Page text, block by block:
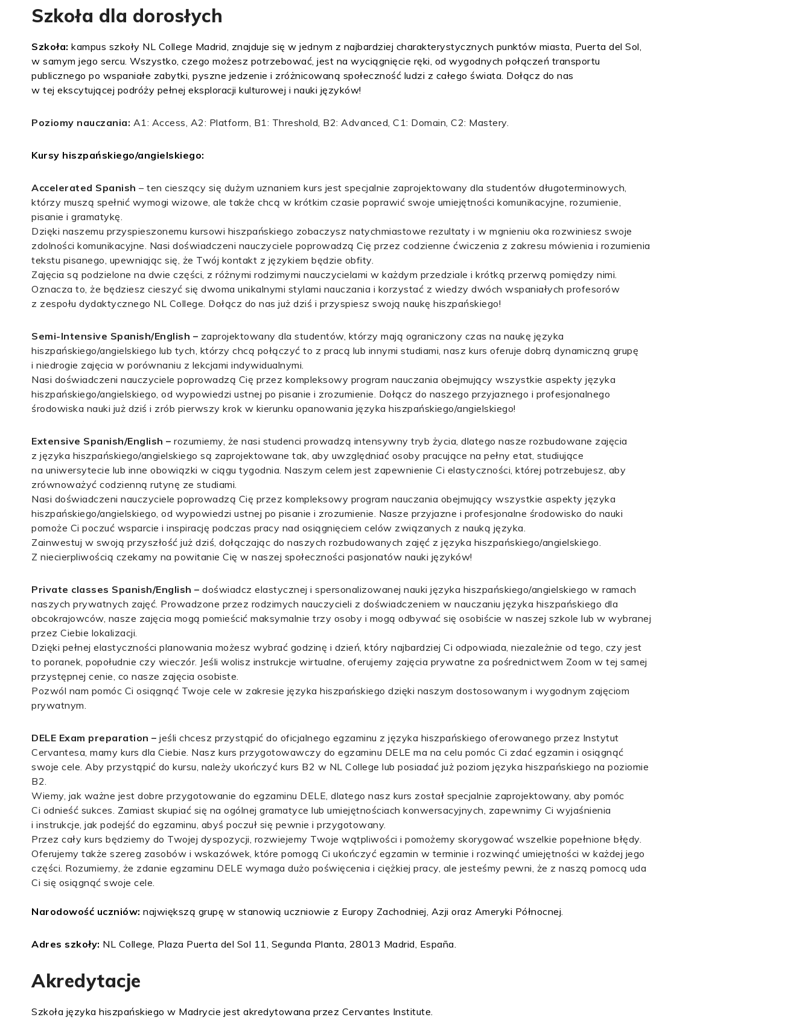
Szkoła dla dorosłych
Szkoła: kampus szkoły NL College Madrid, znajduje się w jednym z najbardziej charakterystycznych punktów miasta, Puerta del Sol,
w samym jego sercu. Wszystko, czego możesz potrzebować, jest na wyciągnięcie ręki, od wygodnych połączeń transportu
publicznego po wspaniałe zabytki, pyszne jedzenie i zróżnicowaną społeczność ludzi z całego świata. Dołącz do nas
w tej ekscytującej podróży pełnej eksploracji kulturowej i nauki języków!
Poziomy nauczania: A1: Access, A2: Platform, B1: Threshold, B2: Advanced, C1: Domain, C2: Mastery.
Kursy hiszpańskiego/angielskiego:
Accelerated Spanish – ten cieszący się dużym uznaniem kurs jest specjalnie zaprojektowany dla studentów długoterminowych,
którzy muszą spełnić wymogi wizowe, ale także chcą w krótkim czasie poprawić swoje umiejętności komunikacyjne, rozumienie,
pisanie i gramatykę.
Dzięki naszemu przyspieszonemu kursowi hiszpańskiego zobaczysz natychmiastowe rezultaty i w mgnieniu oka rozwiniesz swoje
zdolności komunikacyjne. Nasi doświadczeni nauczyciele poprowadzą Cię przez codzienne ćwiczenia z zakresu mówienia i rozumienia
tekstu pisanego, upewniając się, że Twój kontakt z językiem będzie obfity.
Zajęcia są podzielone na dwie części, z różnymi rodzimymi nauczycielami w każdym przedziale i krótką przerwą pomiędzy nimi.
Oznacza to, że będziesz cieszyć się dwoma unikalnymi stylami nauczania i korzystać z wiedzy dwóch wspaniałych profesorów
z zespołu dydaktycznego NL College. Dołącz do nas już dziś i przyspiesz swoją naukę hiszpańskiego!
Semi-Intensive Spanish/English – zaprojektowany dla studentów, którzy mają ograniczony czas na naukę języka
hiszpańskiego/angielskiego lub tych, którzy chcą połączyć to z pracą lub innymi studiami, nasz kurs oferuje dobrą dynamiczną grupę
i niedrogie zajęcia w porównaniu z lekcjami indywidualnymi.
Nasi doświadczeni nauczyciele poprowadzą Cię przez kompleksowy program nauczania obejmujący wszystkie aspekty języka
hiszpańskiego/angielskiego, od wypowiedzi ustnej po pisanie i zrozumienie. Dołącz do naszego przyjaznego i profesjonalnego
środowiska nauki już dziś i zrób pierwszy krok w kierunku opanowania języka hiszpańskiego/angielskiego!
Extensive Spanish/English – rozumiemy, że nasi studenci prowadzą intensywny tryb życia, dlatego nasze rozbudowane zajęcia
z języka hiszpańskiego/angielskiego są zaprojektowane tak, aby uwzględniać osoby pracujące na pełny etat, studiujące
na uniwersytecie lub inne obowiązki w ciągu tygodnia. Naszym celem jest zapewnienie Ci elastyczności, której potrzebujesz, aby
zrównoważyć codzienną rutynę ze studiami.
Nasi doświadczeni nauczyciele poprowadzą Cię przez kompleksowy program nauczania obejmujący wszystkie aspekty języka
hiszpańskiego/angielskiego, od wypowiedzi ustnej po pisanie i zrozumienie. Nasze przyjazne i profesjonalne środowisko do nauki
pomoże Ci poczuć wsparcie i inspirację podczas pracy nad osiągnięciem celów związanych z nauką języka.
Zainwestuj w swoją przyszłość już dziś, dołączając do naszych rozbudowanych zajęć z języka hiszpańskiego/angielskiego.
Z niecierpliwością czekamy na powitanie Cię w naszej społeczności pasjonatów nauki języków!
Private classes Spanish/English – doświadcz elastycznej i spersonalizowanej nauki języka hiszpańskiego/angielskiego w ramach
naszych prywatnych zajęć. Prowadzone przez rodzimych nauczycieli z doświadczeniem w nauczaniu języka hiszpańskiego dla
obcokrajowców, nasze zajęcia mogą pomieścić maksymalnie trzy osoby i mogą odbywać się osobiście w naszej szkole lub w wybranej
przez Ciebie lokalizacji.
Dzięki pełnej elastyczności planowania możesz wybrać godzinę i dzień, który najbardziej Ci odpowiada, niezależnie od tego, czy jest
to poranek, popołudnie czy wieczór. Jeśli wolisz instrukcje wirtualne, oferujemy zajęcia prywatne za pośrednictwem Zoom w tej samej
przystępnej cenie, co nasze zajęcia osobiste.
Pozwól nam pomóc Ci osiągnąć Twoje cele w zakresie języka hiszpańskiego dzięki naszym dostosowanym i wygodnym zajęciom
prywatnym.
DELE Exam preparation – jeśli chcesz przystąpić do oficjalnego egzaminu z języka hiszpańskiego oferowanego przez Instytut
Cervantesa, mamy kurs dla Ciebie. Nasz kurs przygotowawczy do egzaminu DELE ma na celu pomóc Ci zdać egzamin i osiągnąć
swoje cele. Aby przystąpić do kursu, należy ukończyć kurs B2 w NL College lub posiadać już poziom języka hiszpańskiego na poziomie
B2.
Wiemy, jak ważne jest dobre przygotowanie do egzaminu DELE, dlatego nasz kurs został specjalnie zaprojektowany, aby pomóc
Ci odnieść sukces. Zamiast skupiać się na ogólnej gramatyce lub umiejętnościach konwersacyjnych, zapewnimy Ci wyjaśnienia
i instrukcje, jak podejść do egzaminu, abyś poczuł się pewnie i przygotowany.
Przez cały kurs będziemy do Twojej dyspozycji, rozwiejemy Twoje wątpliwości i pomożemy skorygować wszelkie popełnione błędy.
Oferujemy także szereg zasobów i wskazówek, które pomogą Ci ukończyć egzamin w terminie i rozwinąć umiejętności w każdej jego
części. Rozumiemy, że zdanie egzaminu DELE wymaga dużo poświęcenia i ciężkiej pracy, ale jesteśmy pewni, że z naszą pomocą uda
Ci się osiągnąć swoje cele.
Narodowość uczniów: największą grupę w stanowią uczniowie z Europy Zachodniej, Azji oraz Ameryki Północnej.
Adres szkoły: NL College, Plaza Puerta del Sol 11, Segunda Planta, 28013 Madrid, España.
Akredytacje
Szkoła języka hiszpańskiego w Madrycie jest akredytowana przez Cervantes Institute.